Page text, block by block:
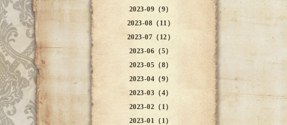
2023-09（9）
2023-08（11）
2023-07（12）
2023-06（5）
2023-05（8）
2023-04（9）
2023-03（4）
2023-02（1）
2023-01（1）